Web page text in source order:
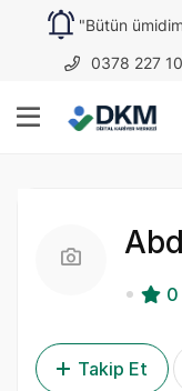
"Bütün
0378 227
0
Takip Et